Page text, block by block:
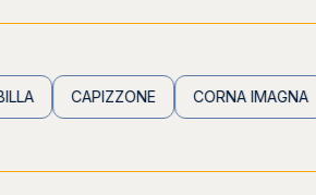
CAPIZZONE CORNA IMAGNA